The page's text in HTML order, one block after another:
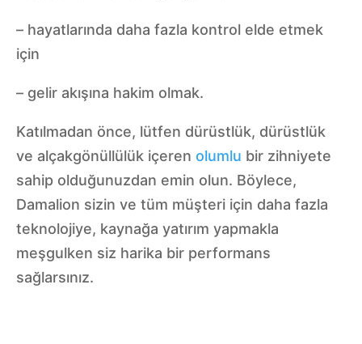
– hayatlarında daha fazla kontrol elde etmek
için
– gelir akışına hakim olmak.
Katılmadan önce, lütfen dürüstlük, dürüstlük
ve alçakgönüllülük içeren olumlu bir zihniyete
sahip olduğunuzdan emin olun. Böylece,
Damalion sizin ve tüm müşteri için daha fazla
teknolojiye, kaynağa yatırım yapmakla
meşgulken siz harika bir performans
sağlarsınız.